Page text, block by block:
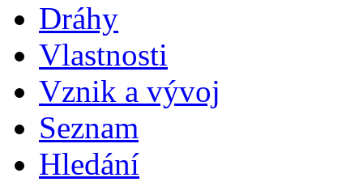
Dráhy
Vlastnosti
Vznik a vývoj
Seznam
Hledání